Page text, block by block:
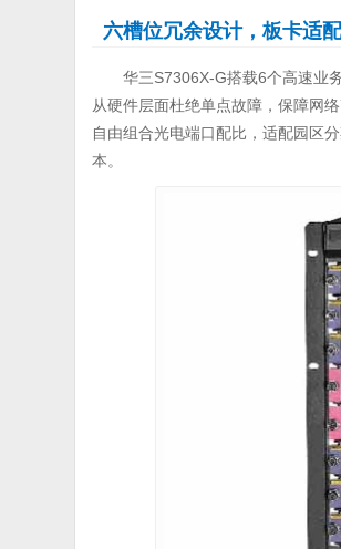
六槽位冗余设计，板卡适
华三S7306X-G搭载6个高速业
从硬件层面杜绝单点故障，保障网
自由组合光电端口配比，适配园区
本。